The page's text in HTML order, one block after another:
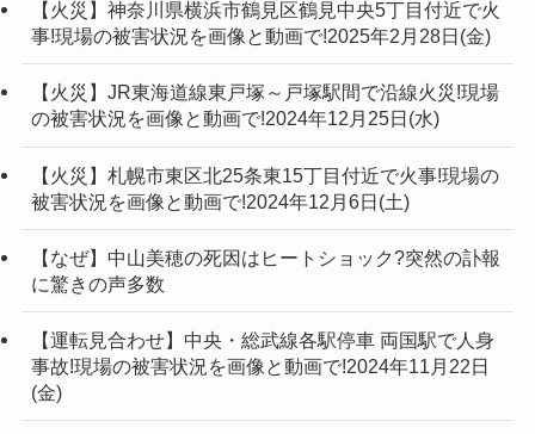
【火災】神奈川県横浜市鶴見区鶴見中央5丁目付近で火
事!現場の被害状況を画像と動画で!2025年2月28日(金)
【火災】JR東海道線東戸塚～戸塚駅間で沿線火災!現場
の被害状況を画像と動画で!2024年12月25日(水)
【火災】札幌市東区北25条東15丁目付近で火事!現場の
被害状況を画像と動画で!2024年12月6日(土)
【なぜ】中山美穂の死因はヒートショック?突然の訃報
に驚きの声多数
【運転見合わせ】中央・総武線各駅停車 両国駅で人身
事故!現場の被害状況を画像と動画で!2024年11月22日
(金)